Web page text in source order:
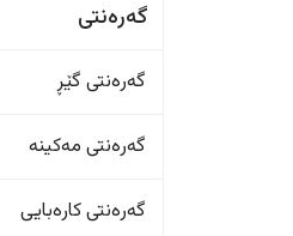
گەرەنتی
گەرەنتی گێڕ
گەرەنتی مەکینە
گەرەنتی کارەبایی